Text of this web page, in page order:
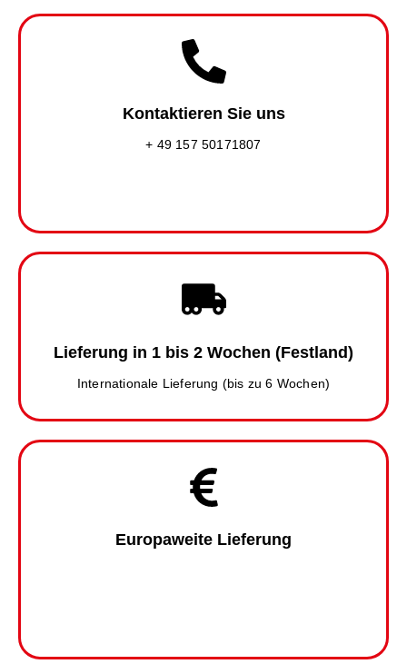
Kontaktieren Sie uns
+ 49 157 50171807
Lieferung in 1 bis 2 Wochen (Festland)
Internationale Lieferung (bis zu 6 Wochen)
Europaweite Lieferung